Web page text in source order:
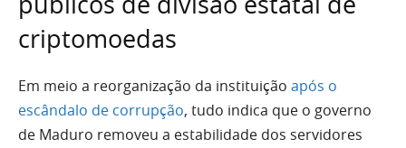
criptomoedas
Em meio a reorganização da instituição após o
escândalo de corrupção, tudo indica que o governo
de Maduro removeu a estabilidade dos servidores